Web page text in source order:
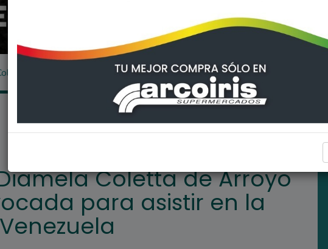
de Arroyo Seco fue convocada para asistir en la catástrofe de Venezuela
INTERÉS GENERAL
Coletta de Arroyo
para asistir en la